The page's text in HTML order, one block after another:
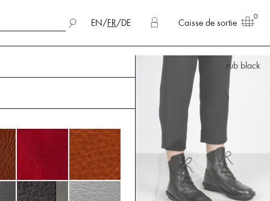
EN/FR/DE Caisse de sortie
0
rub black